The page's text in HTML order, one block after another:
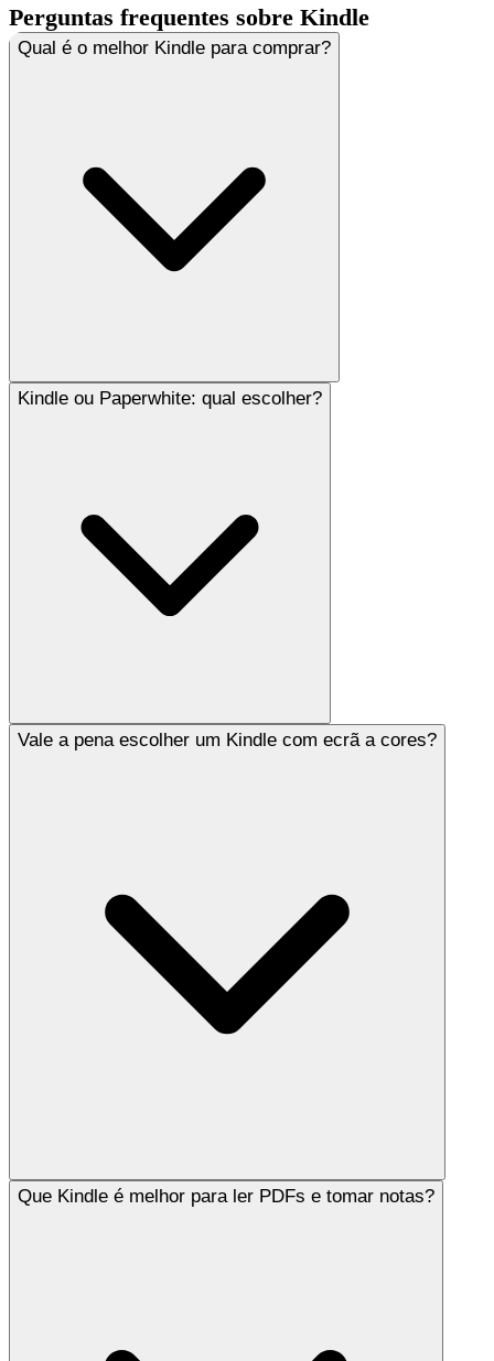
Perguntas frequentes sobre Kindle
Qual é o melhor Kindle para comprar?
Kindle ou Paperwhite: qual escolher?
Vale a pena escolher um Kindle com ecrã a cores?
Que Kindle é melhor para ler PDFs e tomar notas?